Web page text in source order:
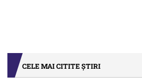
CELE MAI CITITE ȘTIRI